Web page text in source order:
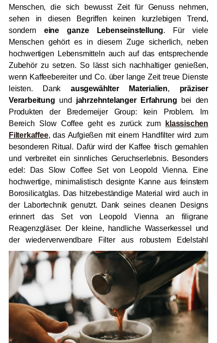
Menschen, die sich bewusst Zeit für Genuss nehmen,
sehen in diesen Begriffen keinen kurzlebigen Trend,
sondern eine ganze Lebenseinstellung. Für viele
Menschen gehört es in diesem Zuge sicherlich, neben
hochwertigen Lebensmitteln auch auf das entsprechende
Zubehör zu setzen. So lässt sich nachhaltiger genießen,
wenn Kaffeebereiter und Co. über lange Zeit treue Dienste
leisten. Dank ausgewählter Materialien, präziser
Verarbeitung und jahrzehntelanger Erfahrung bei den
Produkten der Bredemeijer Group: kein Problem. Im
Bereich Slow Coffee geht es zurück zum
klassischen
Filterkaffee, das Aufgießen mit einem Handfilter wird zum
besonderen Ritual. Dafür wird der Kaffee frisch gemahlen
und verbreitet ein sinnliches Geruchserlebnis. Besonders
edel: Das Slow Coffee Set von Leopold Vienna. Eine
hochwertige, minimalistisch designte Kanne aus feinstem
Borosilicatglas. Das hitzebeständige Material wird auch in
der Labortechnik genutzt. Dank seines cleanen Designs
erinnert das Set von Leopold Vienna an filigrane
Reagenzgläser. Der kleine, handliche Wasserkessel und
der wiederverwendbare Filter aus robustem Edelstahl